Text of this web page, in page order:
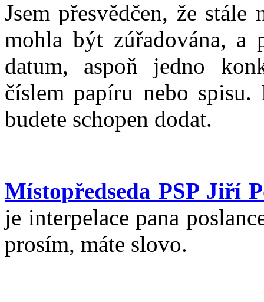
Jsem přesvědčen, že
mohla být zúřadována, a
datum, aspoň jedno
číslem papíru nebo
budete schopen dodat.
Místopředseda PSP Jiří
je interpelace pana
prosím, máte slovo.